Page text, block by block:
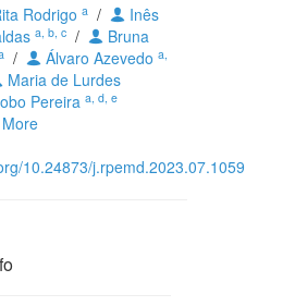
Rodrigo a /
Inês
a, b, c /
Bruna
/ Álvaro Azevedo a,
Maria de Lurdes
Pereira a, d, e
10.24873/j.rpemd.2023.07.1059